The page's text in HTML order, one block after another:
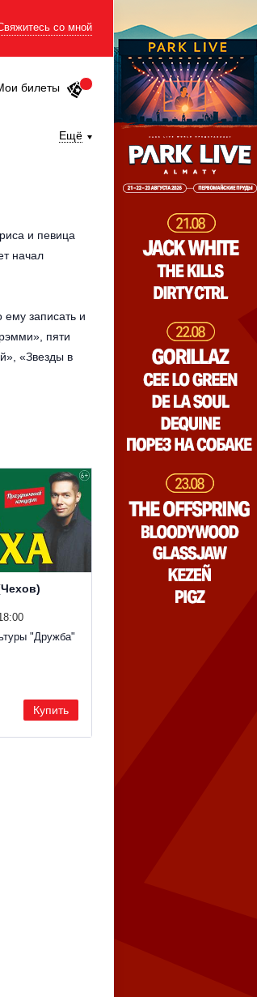
со мной
билеты
Ещё
и певица
начал
ему записать и
пяти
«Звезды в
"Дружба"
Купить